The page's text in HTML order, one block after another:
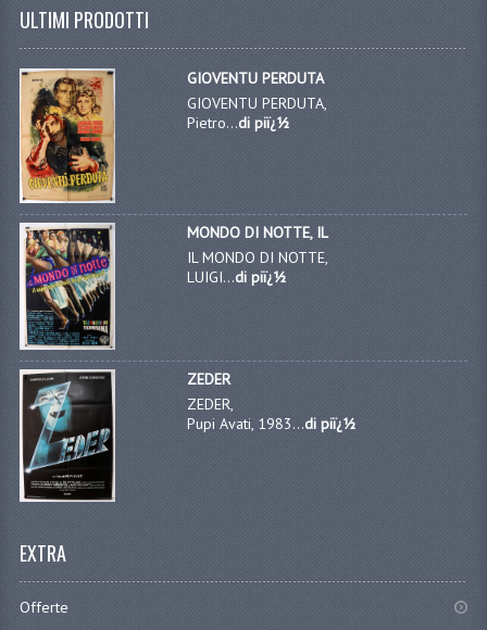
ULTIMI PRODOTTI
GIOVENTU PERDUTA
GIOVENTU PERDUTA,
Pietro...di piï¿½
MONDO DI NOTTE, IL
IL MONDO DI NOTTE,
LUIGI...di piï¿½
ZEDER
ZEDER,
Pupi Avati, 1983...di piï¿½
EXTRA
Offerte